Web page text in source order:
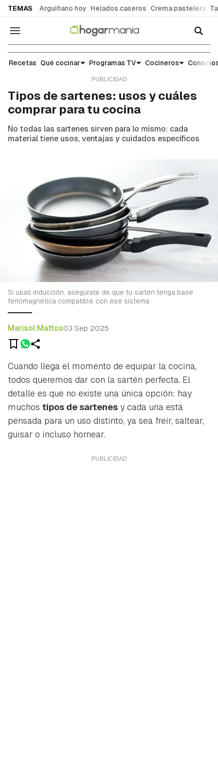
TEMAS Arguiñano hoy Helados caseros Crema pastelera
Navegación
Escuela de cocina
Recetas Qué cocinar Programas TV Cocineros
Tipos de sartenes: usos y cuáles
comprar para tu cocina
No todas las sartenes sirven para lo mismo: cada
material tiene usos, ventajas y cuidados específicos
Si usas inducción, asegúrate de que tu sartén tenga base
ferromagnética compatible con ese sistema
Marisol Mattos03 Sep 2025
Cuando llega el momento de equipar la cocina,
todos queremos dar con la sartén perfecta. El
detalle es que no existe una única opción: hay
muchos tipos de sartenes y cada una está
pensada para un uso distinto, ya sea freír, saltear,
guisar o incluso hornear.